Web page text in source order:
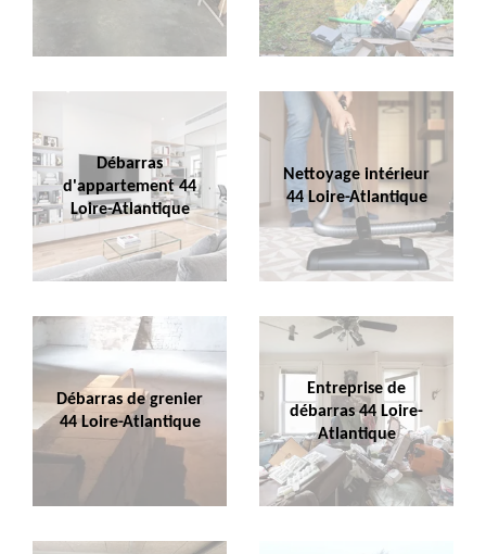
Débarras
d'appartement 44
Loire-Atlantique
Nettoyage intérieur
44 Loire-Atlantique
Débarras de grenier
44 Loire-Atlantique
Entreprise de
débarras 44 Loire-
Atlantique